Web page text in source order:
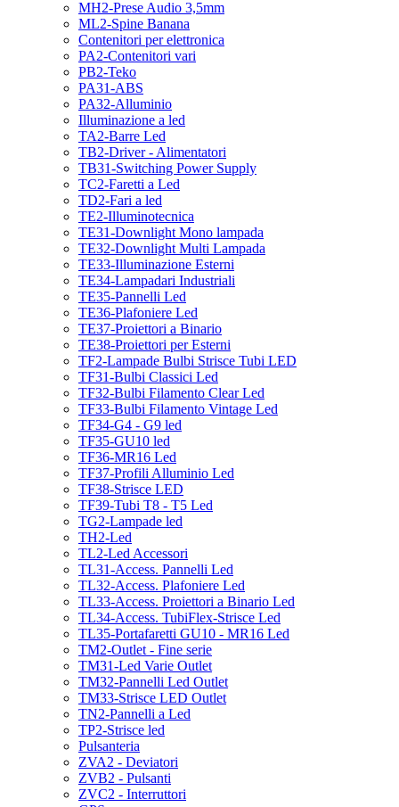
MH2-Prese Audio 3,5mm
ML2-Spine Banana
Contenitori per elettronica
PA2-Contenitori vari
PB2-Teko
PA31-ABS
PA32-Alluminio
Illuminazione a led
TA2-Barre Led
TB2-Driver - Alimentatori
TB31-Switching Power Supply
TC2-Faretti a Led
TD2-Fari a led
TE2-Illuminotecnica
TE31-Downlight Mono lampada
TE32-Downlight Multi Lampada
TE33-Illuminazione Esterni
TE34-Lampadari Industriali
TE35-Pannelli Led
TE36-Plafoniere Led
TE37-Proiettori a Binario
TE38-Proiettori per Esterni
TF2-Lampade Bulbi Strisce Tubi LED
TF31-Bulbi Classici Led
TF32-Bulbi Filamento Clear Led
TF33-Bulbi Filamento Vintage Led
TF34-G4 - G9 led
TF35-GU10 led
TF36-MR16 Led
TF37-Profili Alluminio Led
TF38-Strisce LED
TF39-Tubi T8 - T5 Led
TG2-Lampade led
TH2-Led
TL2-Led Accessori
TL31-Access. Pannelli Led
TL32-Access. Plafoniere Led
TL33-Access. Proiettori a Binario Led
TL34-Access. TubiFlex-Strisce Led
TL35-Portafaretti GU10 - MR16 Led
TM2-Outlet - Fine serie
TM31-Led Varie Outlet
TM32-Pannelli Led Outlet
TM33-Strisce LED Outlet
TN2-Pannelli a Led
TP2-Strisce led
Pulsanteria
ZVA2 - Deviatori
ZVB2 - Pulsanti
ZVC2 - Interruttori